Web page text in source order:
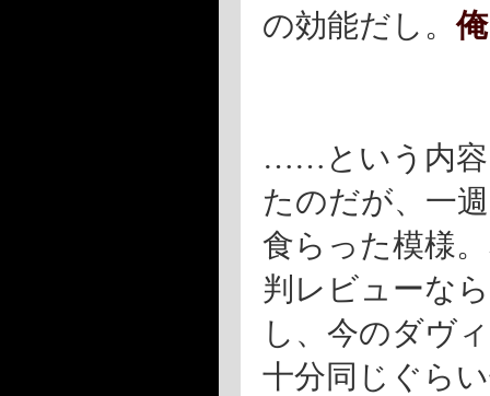
の効能だし。
……という内容
たのだが、一
食らった模様
判レビューな
し、今のダヴ
十分同じぐら